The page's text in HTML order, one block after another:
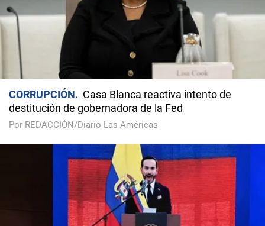
CORRUPCIÓN
Casa Blanca reactiva intento de
destitución de gobernadora de la Fed
Por REDACCIÓN/Diario Las Américas